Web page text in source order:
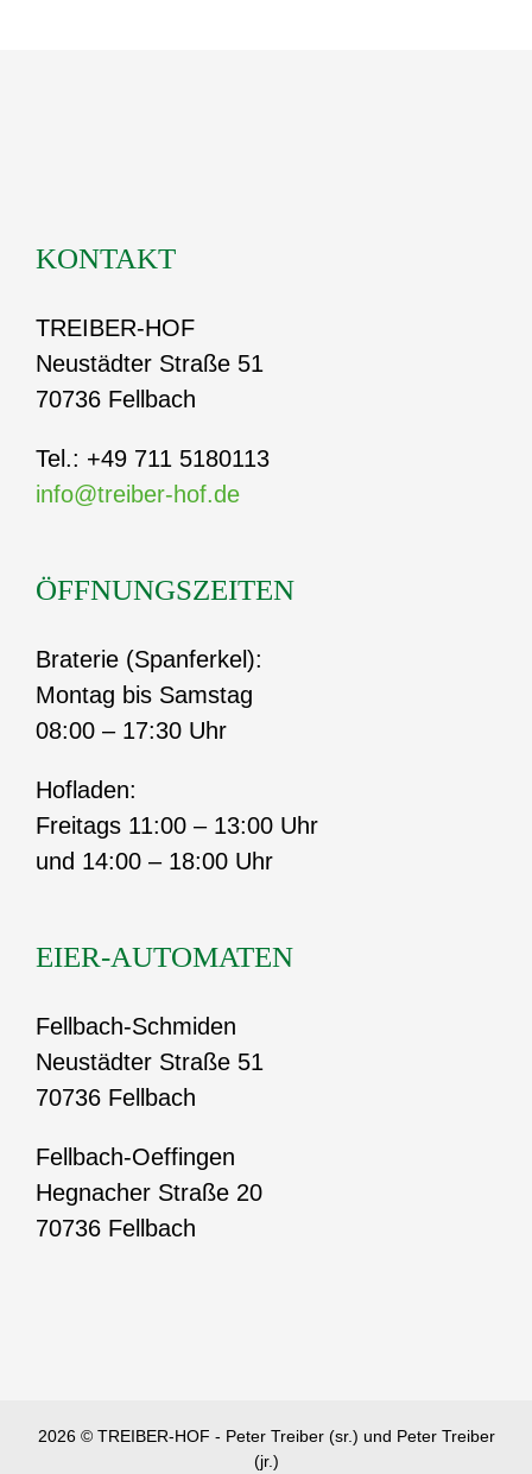
KONTAKT
TREIBER-HOF
Neustädter Straße 51
70736 Fellbach
Tel.: +49 711 5180113
info@treiber-hof.de
ÖFFNUNGSZEITEN
Braterie (Spanferkel):
Montag bis Samstag
08:00 – 17:30 Uhr
Hofladen:
Freitags 11:00 – 13:00 Uhr
und 14:00 – 18:00 Uhr
EIER-AUTOMATEN
Fellbach-Schmiden
Neustädter Straße 51
70736 Fellbach
Fellbach-Oeffingen
Hegnacher Straße 20
70736 Fellbach
2026 © TREIBER-HOF - Peter Treiber (sr.) und Peter Treiber
(jr.)